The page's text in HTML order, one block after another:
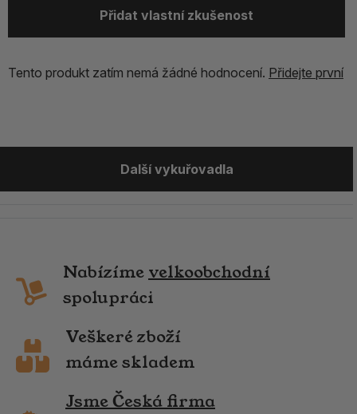
Přidat vlastní zkušenost
Tento produkt zatím nemá žádné hodnocení. Přidejte první
Další vykuřovadla
Nabízíme velkoobchodní
spolupráci
Veškeré zboží
máme skladem
Jsme Česká firma